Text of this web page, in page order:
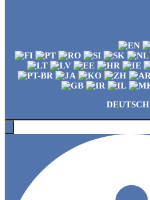
DEUTSCH